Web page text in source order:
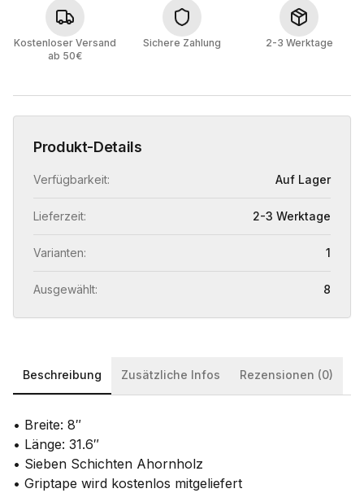
Kostenloser Versand
ab 50€
Sichere Zahlung 2-3 Werktage
Produkt-Details
Verfügbarkeit: Auf Lager
Lieferzeit: 2-3 Werktage
Varianten: 1
Ausgewählt: 8
Beschreibung Zusätzliche Infos Rezensionen (0)
• Breite: 8″
• Länge: 31.6″
• Sieben Schichten Ahornholz
• Griptape wird kostenlos mitgeliefert